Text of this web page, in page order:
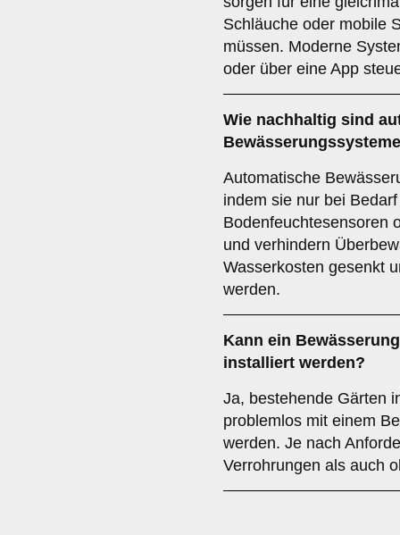
Schläuche oder mobile
müssen. Moderne
oder über eine App
Wie nachhaltig sind
Automatische
indem sie nur bei
Bodenfeuchtesensoren
und verhindern
Wasserkosten gesenkt
werden.
Kann ein
installiert werden?
Ja, bestehende Gärten
problemlos mit einem
werden. Je nach
Verrohrungen als auch